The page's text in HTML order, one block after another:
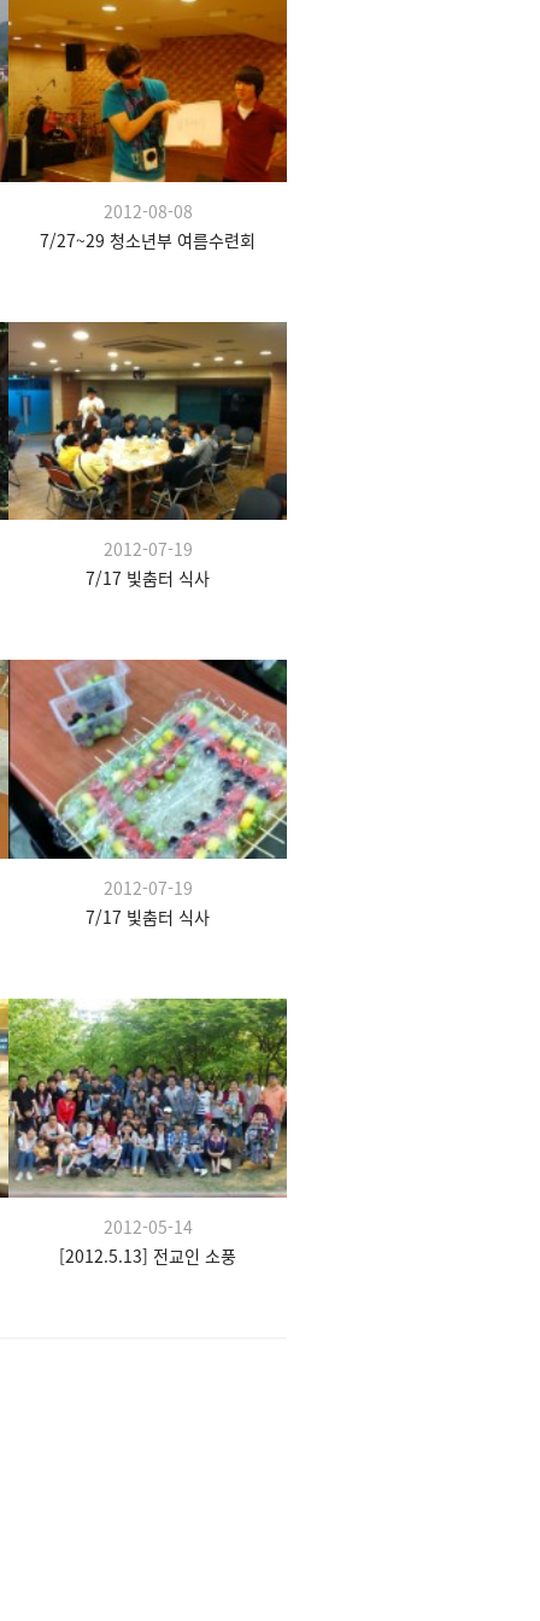
2012-08-08
7/27~29 청소년부 여름수련회
2012-07-19
7/17 빛춤터 식사
2012-07-19
7/17 빛춤터 식사
2012-05-14
[2012.5.13] 전교인 소풍